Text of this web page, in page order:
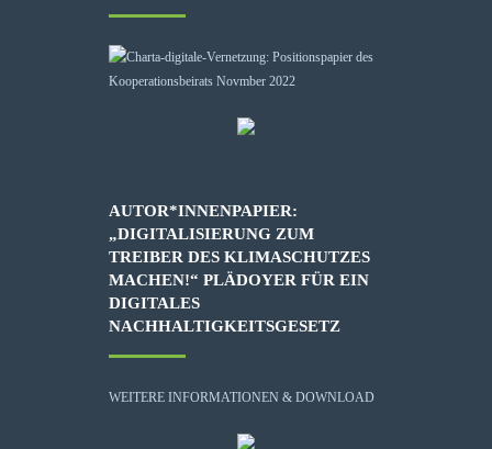
AUTOR*INNENPAPIER:
„DIGITALISIERUNG ZUM
TREIBER DES KLIMASCHUTZES
MACHEN!“ PLÄDOYER FÜR EIN
DIGITALES
NACHHALTIGKEITSGESETZ
WEITERE INFORMATIONEN & DOWNLOAD